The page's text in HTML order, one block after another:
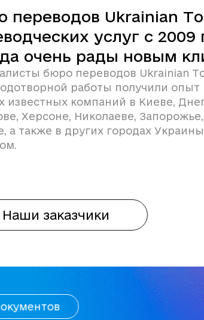
переводов Ukrainian
услуг с
очень рады новым
бюро переводов Ukrainian
работы получили опыт
известных компаний в Киеве,
Херсоне, Николаеве,
а также в других городах
Наши заказчики